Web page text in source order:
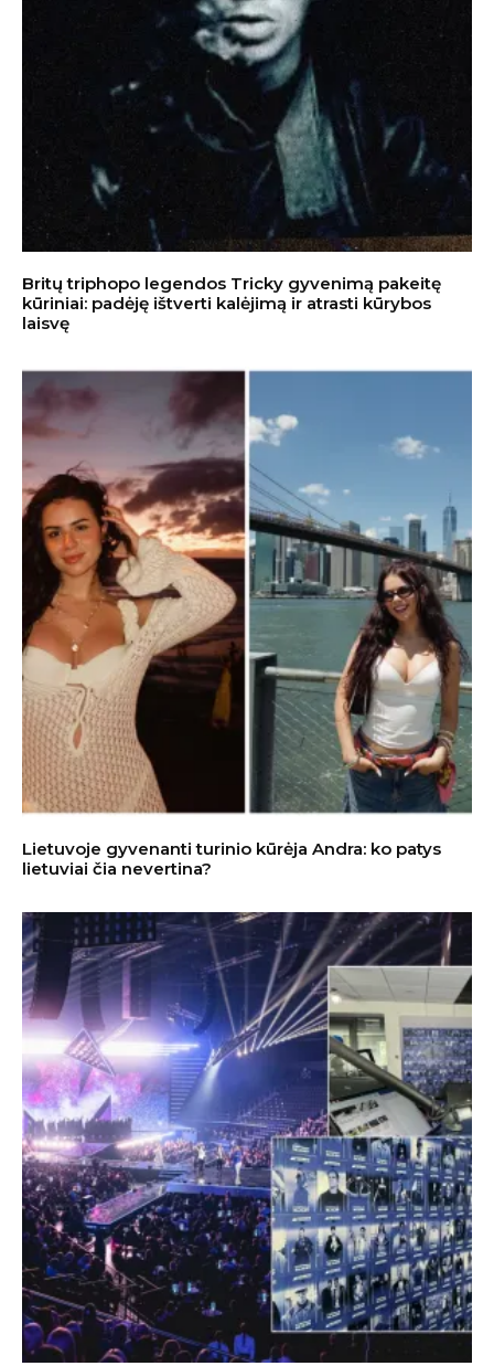
Britų triphopo legendos Tricky gyvenimą pakeitę
kūriniai: padėję ištverti kalėjimą ir atrasti kūrybos
laisvę
Lietuvoje gyvenanti turinio kūrėja Andra: ko patys
lietuviai čia nevertina?